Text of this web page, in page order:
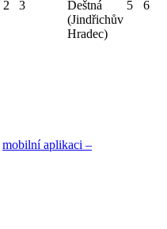
2 3
Deštná
(Jindřichův
Hradec)
5 6
mobilní aplikaci –